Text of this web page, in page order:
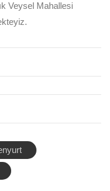
Veysel Mahallesi